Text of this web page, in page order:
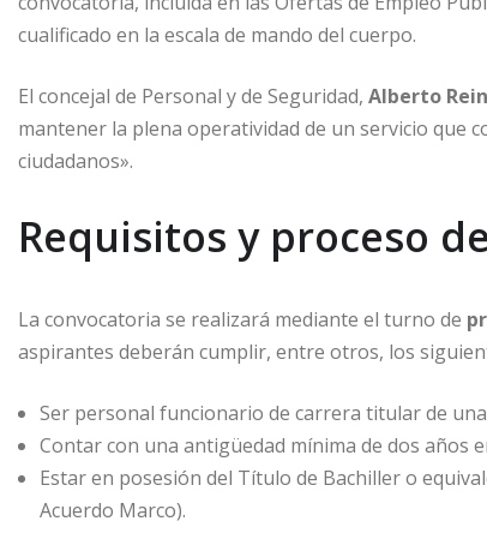
cualificado en la escala de mando del cuerpo.
El concejal de Personal y de Seguridad, Alberto
mantener la plena operatividad de un servicio que
ciudadanos».
Requisitos y proceso
La convocatoria se realizará mediante el turno de
aspirantes deberán cumplir, entre otros, los
Ser personal funcionario de carrera titular de
Contar con una antigüedad mínima de dos años
Estar en posesión del Título de Bachiller o
Acuerdo Marco).